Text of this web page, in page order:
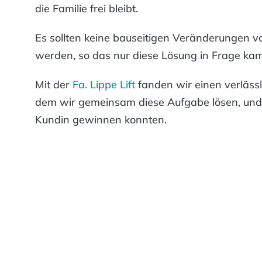
die Familie frei bleibt.
Es sollten keine bauseitigen Veränderungen
werden, so das nur diese Lösung in Frage
Mit der Fa. Lippe Liftfanden wir einen
dem wir gemeinsam diese Aufgabe lösen,
Kundin gewinnen konnten.